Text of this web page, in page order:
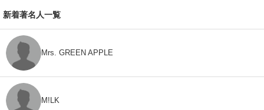
新着著名人一覧
Mrs. GREEN APPLE
M!LK